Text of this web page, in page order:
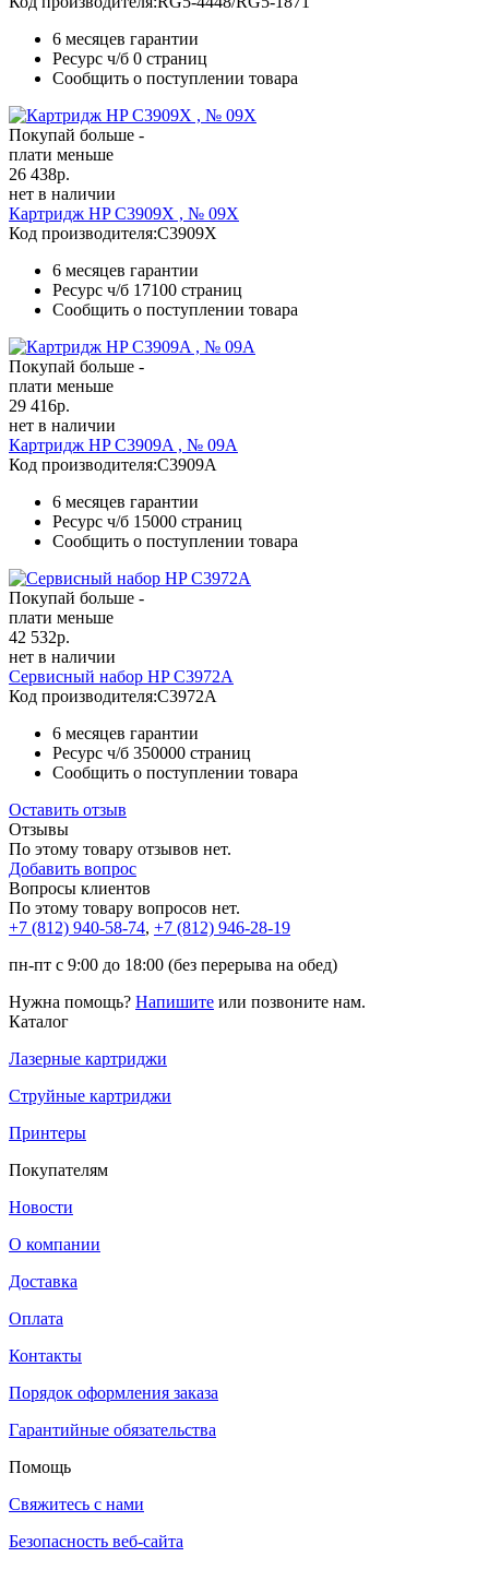
6 месяцев гарантии
Ресурс ч/б 0 страниц
Сообщить о поступлении товара
Покупай больше -
плати меньше
26 438р.
нет в наличии
Картридж HP C3909X , № 09X
Код производителя:C3909X
6 месяцев гарантии
Ресурс ч/б 17100 страниц
Сообщить о поступлении товара
Покупай больше -
плати меньше
29 416р.
нет в наличии
Картридж HP C3909A , № 09A
Код производителя:C3909A
6 месяцев гарантии
Ресурс ч/б 15000 страниц
Сообщить о поступлении товара
Покупай больше -
плати меньше
42 532р.
нет в наличии
Сервисный набор HP C3972A
Код производителя:C3972A
6 месяцев гарантии
Ресурс ч/б 350000 страниц
Сообщить о поступлении товара
Оставить отзыв
Отзывы
По этому товару отзывов нет.
Добавить вопрос
Вопросы клиентов
По этому товару вопросов нет.
+7 (812) 940-58-74, +7 (812) 946-28-19
пн-пт с 9:00 до 18:00 (без перерыва на обед)
Нужна помощь? Напишите или позвоните нам.
Каталог
Лазерные картриджи
Струйные картриджи
Принтеры
Покупателям
Новости
О компании
Доставка
Оплата
Контакты
Порядок оформления заказа
Гарантийные обязательства
Помощь
Свяжитесь с нами
Безопасность веб-сайта